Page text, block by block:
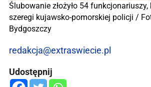
Ślubowanie złożyło 54
szeregi kujawsko-pomorskiej policji /
Bydgoszczy
redakcja@extraswiecie.pl
Udostępnij